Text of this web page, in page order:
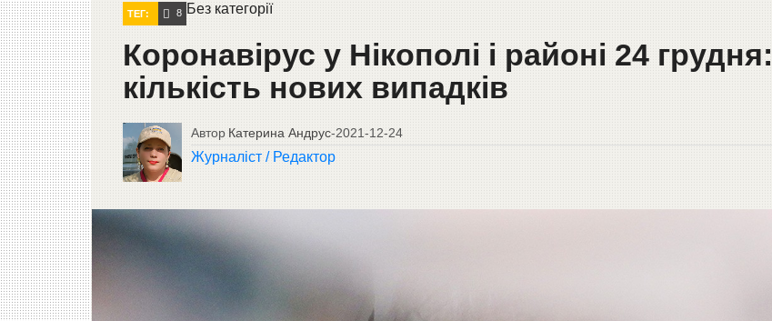
Без категорії
ТЕГ: 8
Коронавірус у Нікополі і районі 24 грудня:
кількість нових випадків
Автор Катерина Андрус-2021-12-24
Журналіст / Редактор